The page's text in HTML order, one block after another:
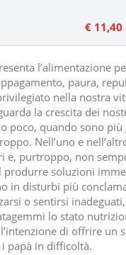
€ 11,40
l’alimentazione
paura,
nella nostra
la crescita dei
poco, quando sono
Nell’uno e
e, purtroppo, non
produrre soluzioni
in disturbi più
o sentirsi
lo stato
l’intenzione di offrire
papà in difficoltà.